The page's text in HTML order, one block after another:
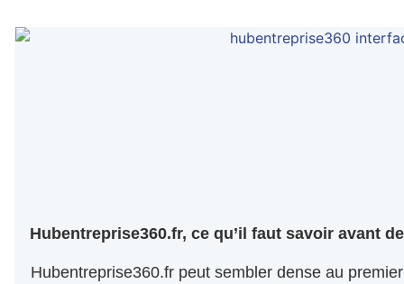
Hubentreprise360.fr, ce qu’il faut savoir avant
Hubentreprise360.fr peut sembler dense au